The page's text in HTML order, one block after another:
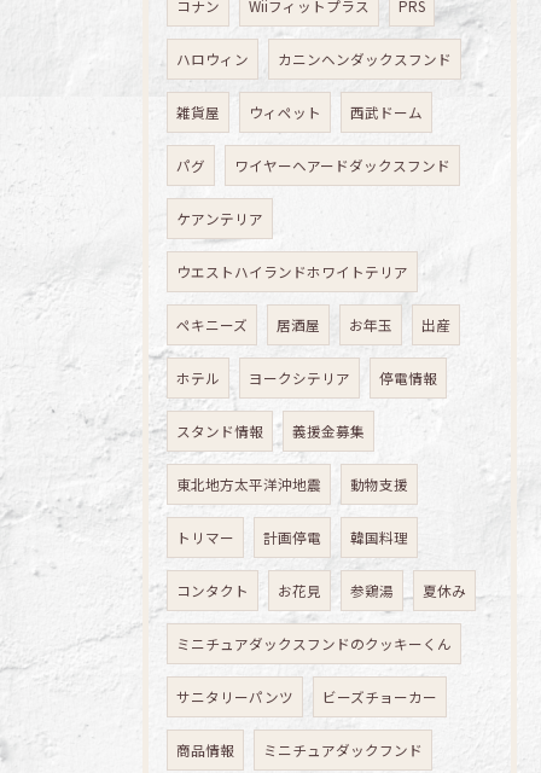
コナン Wiiフィットプラス PRS
ハロウィン カニンヘンダックスフンド
雑貨屋 ウィペット 西武ドーム
パグ ワイヤーヘアードダックスフンド
ケアンテリア
ウエストハイランドホワイトテリア
ペキニーズ 居酒屋 お年玉 出産
ホテル ヨークシテリア 停電情報
スタンド情報 義援金募集
東北地方太平洋沖地震 動物支援
トリマー 計画停電 韓国料理
コンタクト お花見 参鶏湯 夏休み
ミニチュアダックスフンドのクッキーくん
サニタリーパンツ ビーズチョーカー
商品情報 ミニチュアダックフンド